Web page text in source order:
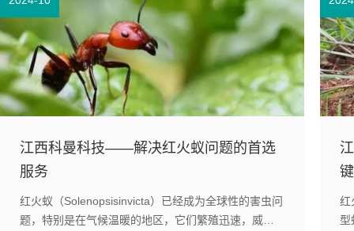
江西科曼科技——解决红火蚁问题的首选
服务
红火蚁（Solenopsisinvicta）已经成为全球性的害虫问
题，特别是在气候温暖的地区，它们繁殖迅速，威胁
红
型